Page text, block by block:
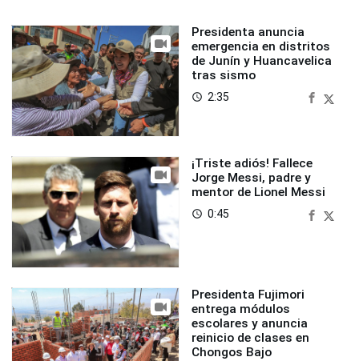
Presidenta anuncia
emergencia en distritos
de Junín y Huancavelica
tras sismo
access_time 2:35
¡Triste adiós! Fallece
Jorge Messi, padre y
mentor de Lionel Messi
access_time 0:45
Presidenta Fujimori
entrega módulos
escolares y anuncia
reinicio de clases en
Chongos Bajo